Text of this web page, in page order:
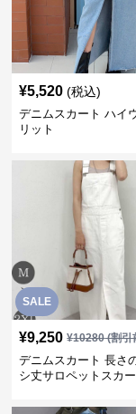
¥5,520 (税込)
デニムスカート ハイ
リット
SALE
¥9,250 ¥10280(割引
デニムスカート 長さ
シ丈サロペットスカー